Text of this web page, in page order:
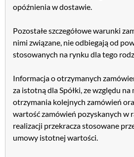
opóźnienia w dostawie.
Pozostałe szczegółowe warunki
nimi związane, nie odbiegają od
stosowanych na rynku dla tego
Informacja o otrzymanych
za istotną dla Spółki, ze względu
otrzymania kolejnych zamówień
wartość zamówień pozyskanych w
realizacji przekracza stosowane
umowy istotnej wartości.